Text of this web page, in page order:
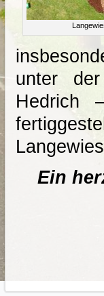
unter
Hedrich
Ein